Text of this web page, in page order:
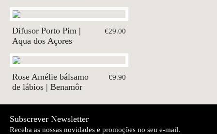
Difusor Porto Pim |
Aqua dos Açores
€29.00
Rose Amélie bálsamo
de lábios | Benamôr
€9.90
Subscrever Newsletter
Receba as nossas novidades e promoções no seu e-mail.